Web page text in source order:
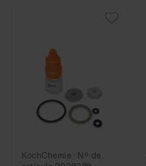
KochChemie · Nº de